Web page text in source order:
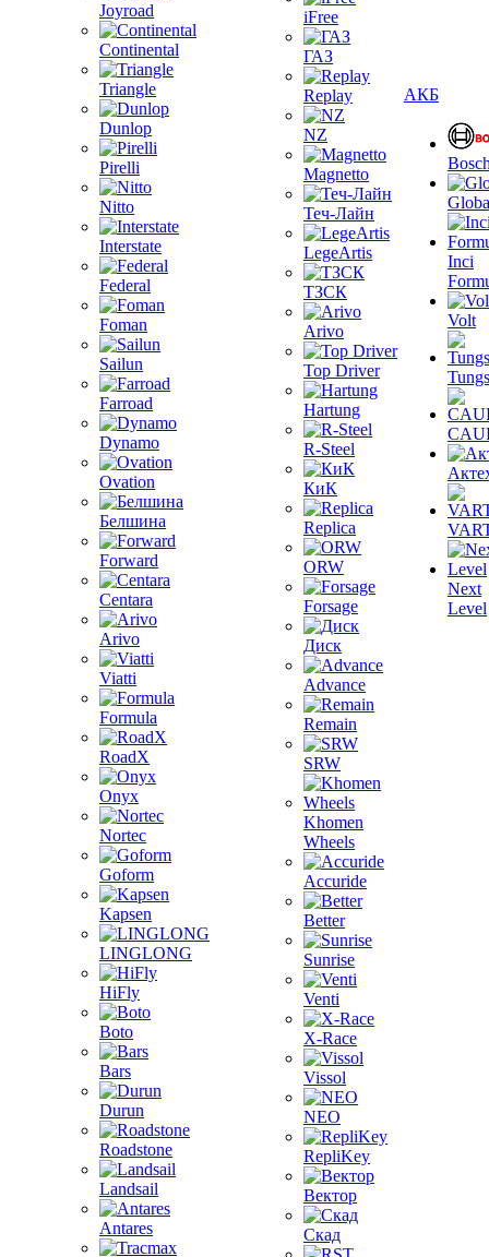
Joyroad
Continental
Triangle
Dunlop
Pirelli
Nitto
Interstate
Federal
Foman
Sailun
Farroad
Dynamo
Ovation
Белшина
Forward
Centara
Arivo
Viatti
Formula
RoadX
Onyx
Nortec
Goform
Kapsen
LINGLONG
HiFly
Boto
Bars
Durun
Roadstone
Landsail
Antares
iFree
ГАЗ
Replay
NZ
Magnetto
Теч-Лайн
LegeArtis
ТЗСК
Arivo
Top Driver
Hartung
R-Steel
КиК
Replica
ORW
Forsage
Диск
Advance
Remain
SRW
Khomen
Wheels
Accuride
Better
Sunrise
Venti
X-Race
Vissol
NEO
RepliKey
Вектор
Скад
АКБ
Inci
Volt
Next
Level